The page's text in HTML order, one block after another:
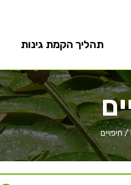
תהליך הקמת גינות
/חיפויים